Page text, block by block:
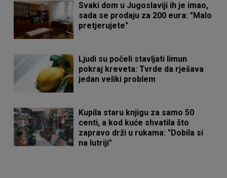
Svaki dom u Jugoslaviji ih je imao,
sada se prodaju za 200 eura: "Malo
pretjerujete"
Ljudi su počeli stavljati limun
pokraj kreveta: Tvrde da rješava
jedan veliki problem
Kupila staru knjigu za samo 50
centi, a kod kuće shvatila što
zapravo drži u rukama: "Dobila si
na lutriji"